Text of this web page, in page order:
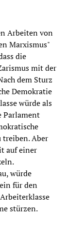
Arbeiten von
Marxismus"
die
mit der
dem Sturz
Demokratie
würde als
Parlament
treiben. Aber
auf einer
würde
für den
stürzen.